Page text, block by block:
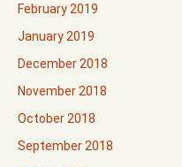
February 2019
January 2019
December 2018
November 2018
October 2018
September 2018